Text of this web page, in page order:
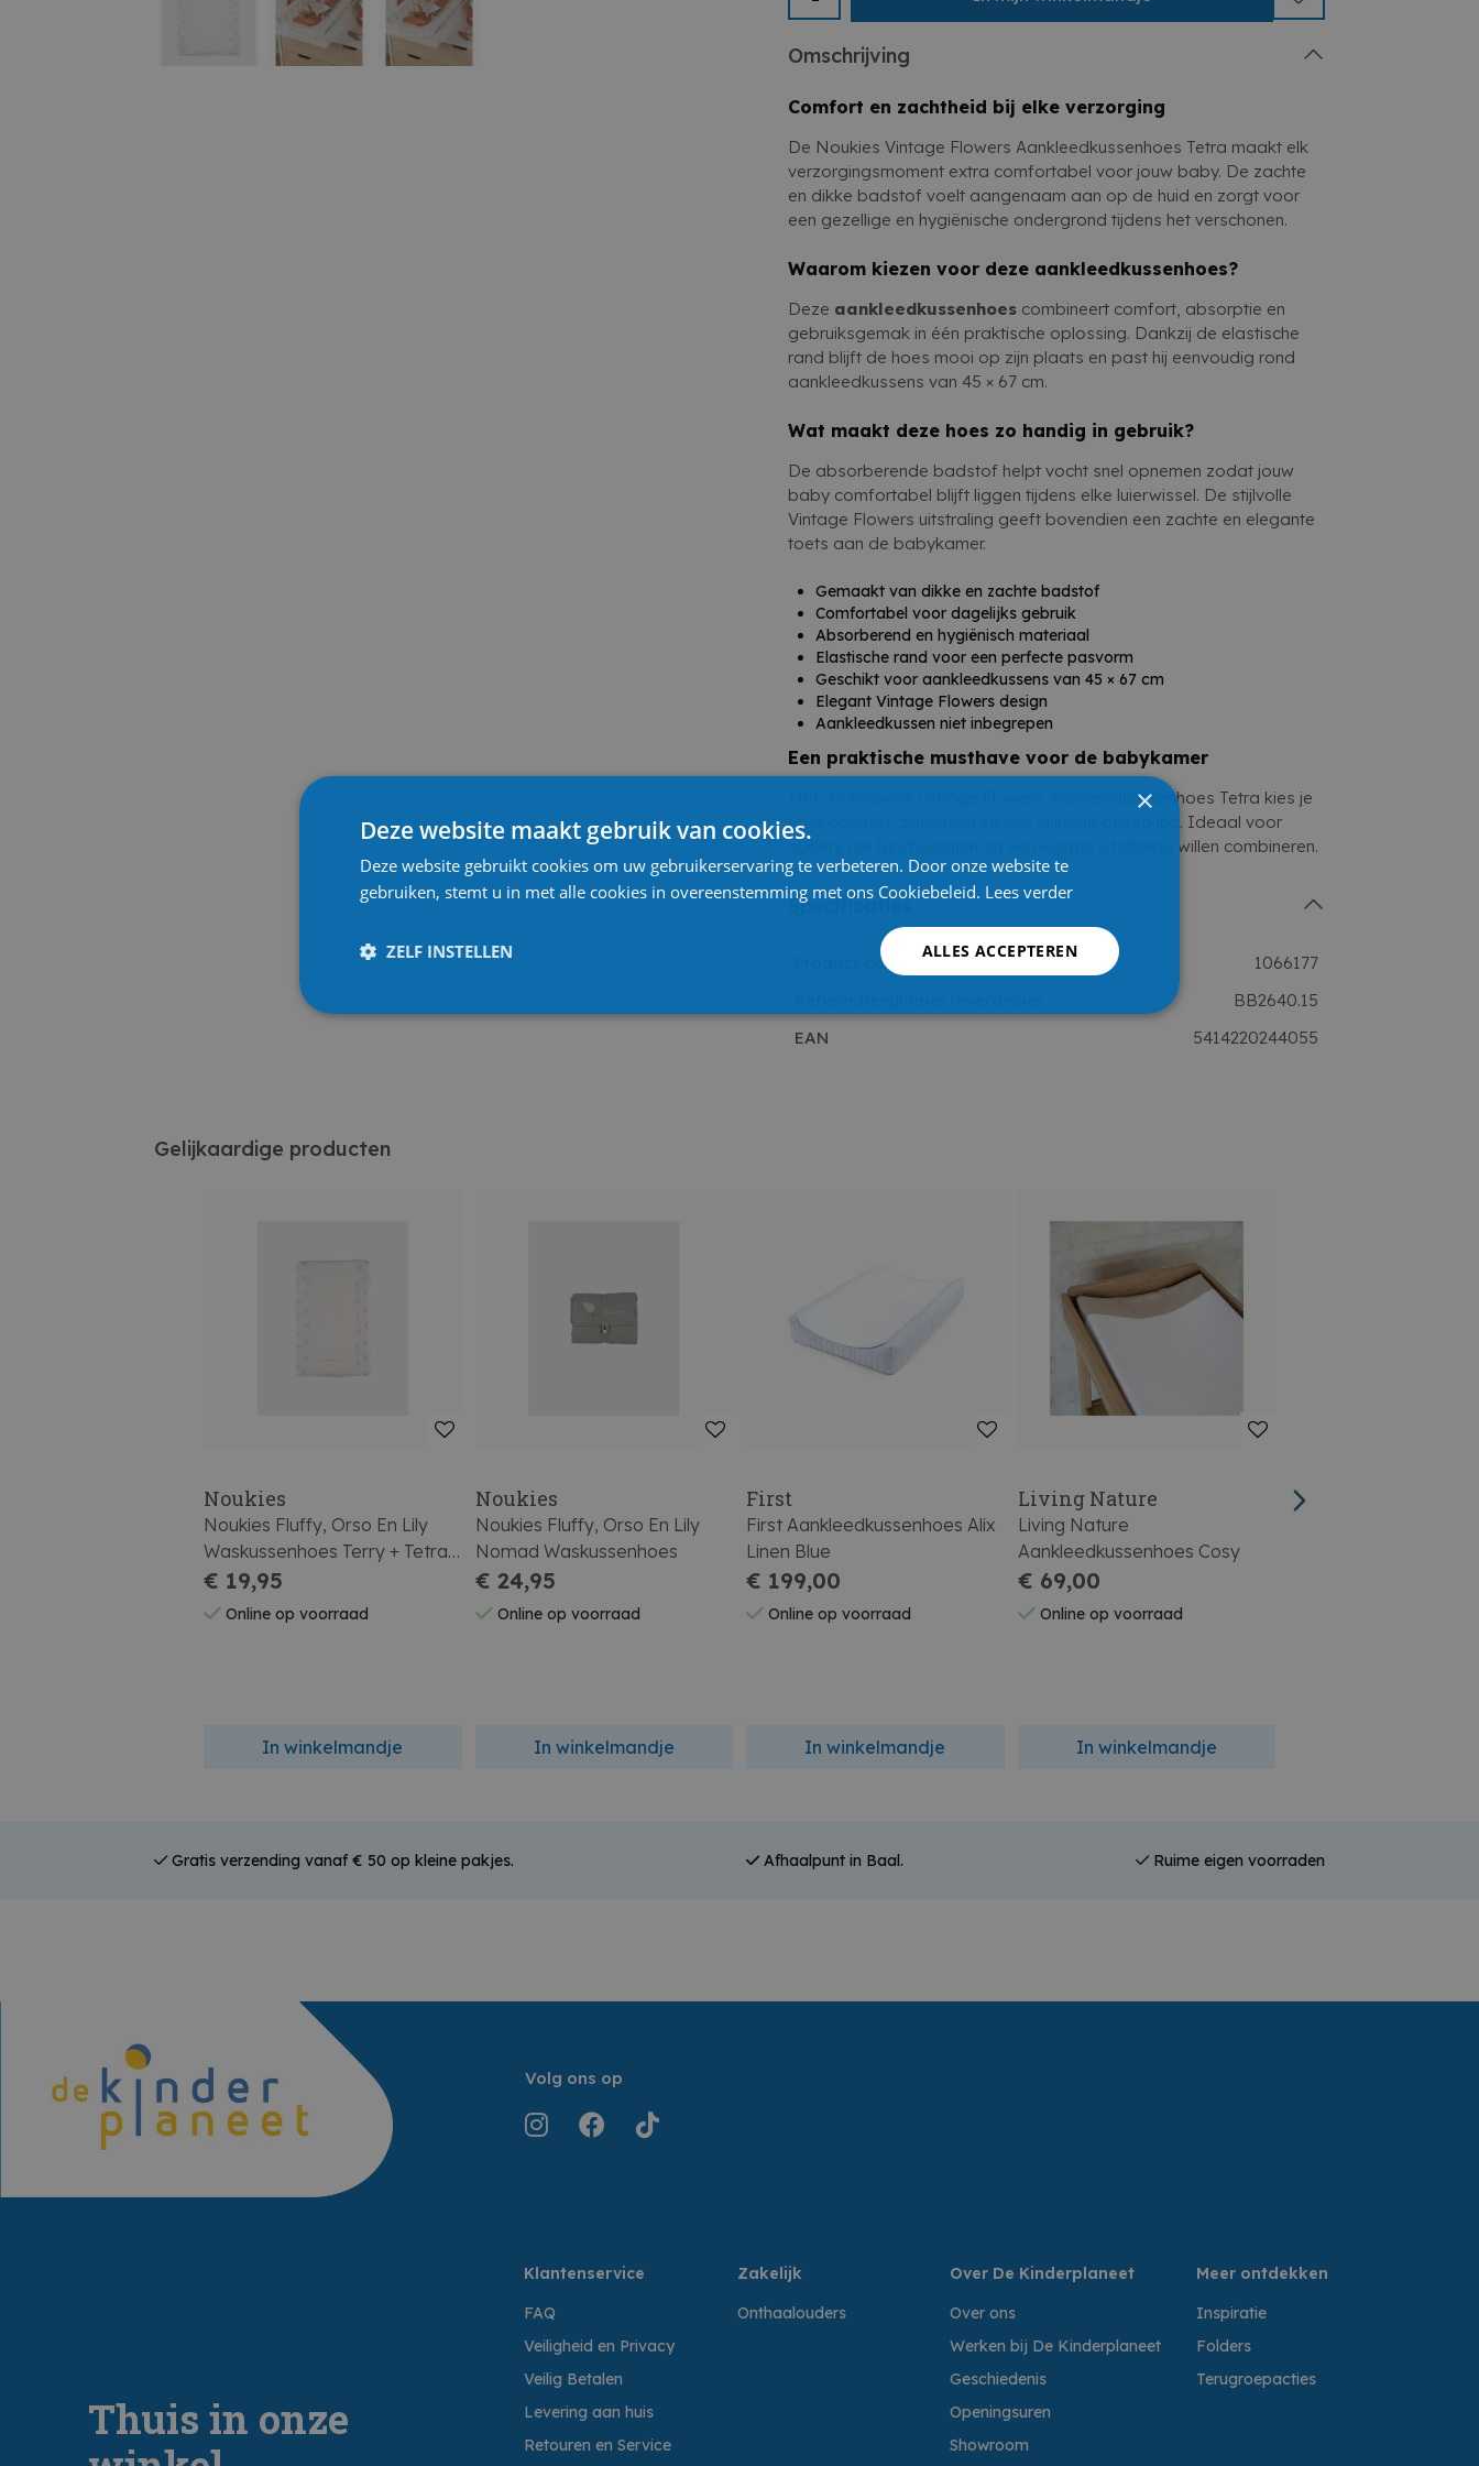
Aankleedkussen niet inbegrepen
je voor comfort, zachtheid en een stijlvolle afwerking. Ideaal
combineren.
Omschrijving
Comfort en zachtheid bij elke verzorging
De Noukies Vintage Flowers Aankleedkussenhoes Tetra maakt elk
verzorgingsmoment extra comfortabel voor jouw baby. De zachte
en dikke badstof voelt aangenaam aan op de huid en zorgt voor
een gezellige en hygiënische ondergrond tijdens het verschonen.
Waarom kiezen voor deze aankleedkussenhoes?
Deze aankleedkussenhoes combineert comfort, absorptie en
gebruiksgemak in één praktische oplossing. Dankzij de elastische
rand blijft de hoes mooi op zijn plaats en past hij eenvoudig rond
aankleedkussens van 45 × 67 cm.
Wat maakt deze hoes zo handig in gebruik?
De absorberende badstof helpt vocht snel opnemen zodat jouw
baby comfortabel blijft liggen tijdens elke luierwissel. De stijlvolle
Vintage Flowers uitstraling geeft bovendien een zachte en elegante
toets aan de babykamer.
Gemaakt van dikke en zachte badstof
Comfortabel voor dagelijks gebruik
Absorberend en hygiënisch materiaal
Elastische rand voor een perfecte pasvorm
Geschikt voor aankleedkussens van 45 × 67 cm
Elegant Vintage Flowers design
Aankleedkussen niet inbegrepen
Een praktische musthave voor de babykamer
Met de Noukies Vintage Flowers Aankleedkussenhoes Tetra kies je
voor comfort, zachtheid en een stijlvolle afwerking. Ideaal voor
ouders die functionaliteit en een warme uitstraling willen combineren.
Specificaties
Product code
1066177
BB2640.15
EAN
5414220244055
Gelijkaardige producten
Noukies
Noukies Fluffy, Orso En Lily
Waskussenhoes Terry + Tetra
White
€ 19,95
Online op voorraad
In winkelmandje
Noukies
Noukies Fluffy, Orso En Lily
Nomad Waskussenhoes
€ 24,95
Online op voorraad
In winkelmandje
First
First Aankleedkussenhoes Alix
Linen Blue
€ 199,00
Online op voorraad
In winkelmandje
Living Nature
Living Nature
Aankleedkussenhoes Cosy
€ 69,00
Online op voorraad
In winkelmandje
Timboo
Gratis verzending vanaf € 50 op kleine pakjes. Afhaalpunt in Baal. Ruime eigen voorraden
Volg ons op
Thuis in onze
Klantenservice
FAQ
Veiligheid en Privacy
Veilig Betalen
Levering aan huis
Retouren en Service
Zakelijk
Onthaalouders
Over De Kinderplaneet
Over ons
Werken bij De Kinderplaneet
Geschiedenis
Openingsuren
Showroom
Meer ontdekken
Inspiratie
Folders
Terugroepacties
×
Deze website maakt gebruik van cookies.
Deze website gebruikt cookies om uw gebruikerservaring te verbeteren. Door onze website te
gebruiken, stemt u in met alle cookies in overeenstemming met ons Cookiebeleid. Lees verder
ALLES ACCEPTEREN
ZELF INSTELLEN